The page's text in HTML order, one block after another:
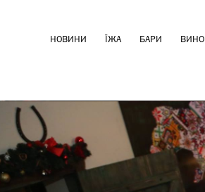
НОВИНИ ЇЖА БАРИ ВИНО